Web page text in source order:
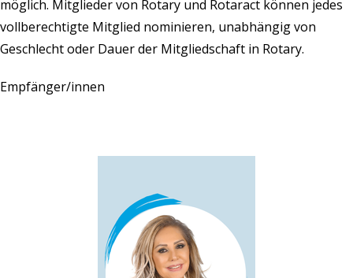
möglich. Mitglieder von Rotary und Rotaract können jedes
vollberechtigte Mitglied nominieren, unabhängig von
Geschlecht oder Dauer der Mitgliedschaft in Rotary.
Empfänger/innen